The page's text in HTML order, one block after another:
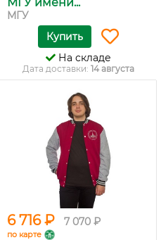
МГУ
Купить
На складе
Дата доставки: 14 августа
6 716 ₽ 7 070 ₽
по карте